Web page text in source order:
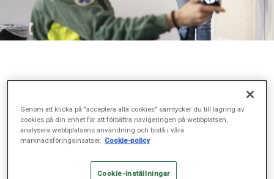
Övar på katastrof med virtual
reality
FORSKNING, UTBILDNING, MAJ 12, 2021
Genom att klicka på "acceptera alla cookies" samtycker du till lagring av
cookies på din enhet för att förbättra navigeringen på webbplatsen,
analysera webbplatsens användning och bistå i våra
marknadsföringsinsatser. Cookie-policy
Cookie-inställningar